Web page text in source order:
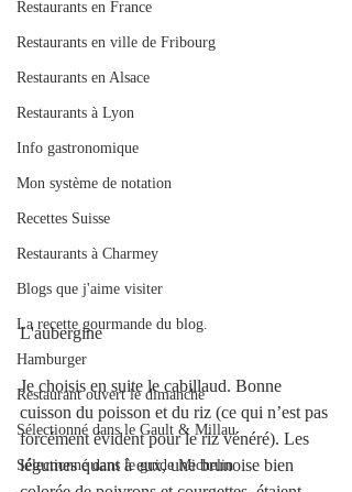
Restaurants en France
Restaurants en ville de Fribourg
Restaurants en Alsace
Restaurants à Lyon
Info gastronomique
Mon système de notation
Recettes Suisse
Restaurants à Charmey
Blogs que j'aime visiter
La recette gourmande du blog.
Hamburger
Restaurant ouvert le dimanche
Sélectionné dans le Gault & Millau
Sélectionné dans le guide Michelin
L'aubergine
Je choisis en suite le cabillaud. Bonne
cuisson du poisson et du riz (ce qui n’est pas
forcément évident pour le riz vénéré). Les
légumes quant à eux, une brunoise bien